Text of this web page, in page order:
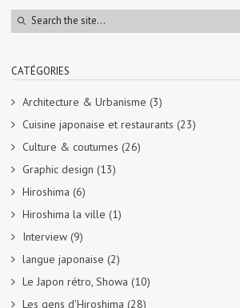
CATÉGORIES
Architecture & Urbanisme (3)
Cuisine japonaise et restaurants (23)
Culture & coutumes (26)
Graphic design (13)
Hiroshima (6)
Hiroshima la ville (1)
Interview (9)
langue japonaise (2)
Le Japon rétro, Showa (10)
Les gens d'Hiroshima (28)